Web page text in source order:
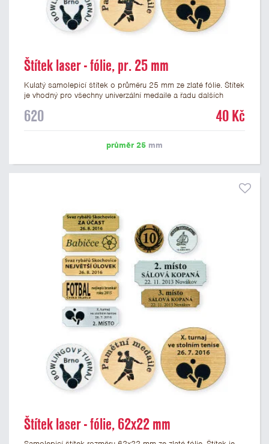
Štítek laser - fólie, pr. 25 mm
Kulatý samolepicí štítek o průměru 25 mm ze zlaté fólie. Štítek
je vhodný pro všechny univerzální medaile a řadu dalších
štítek je možné laserem vypálit logo nebo text dle vašeho
620 40 Kč
průměr 25 mm
Štítek laser - fólie, 62x22 mm